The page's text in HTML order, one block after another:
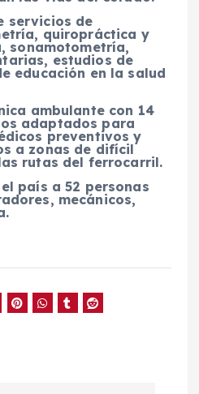
servicios de
quiropráctica y
sonamotometría,
estudios de
educación en la salud
ambulante con 14
adaptados para
preventivos y
a zonas de difícil
rutas del ferrocarril.
país a 52 personas
mecánicos,